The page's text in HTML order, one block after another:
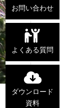
お問い合わせ
よくある質問
ダウンロード
資料